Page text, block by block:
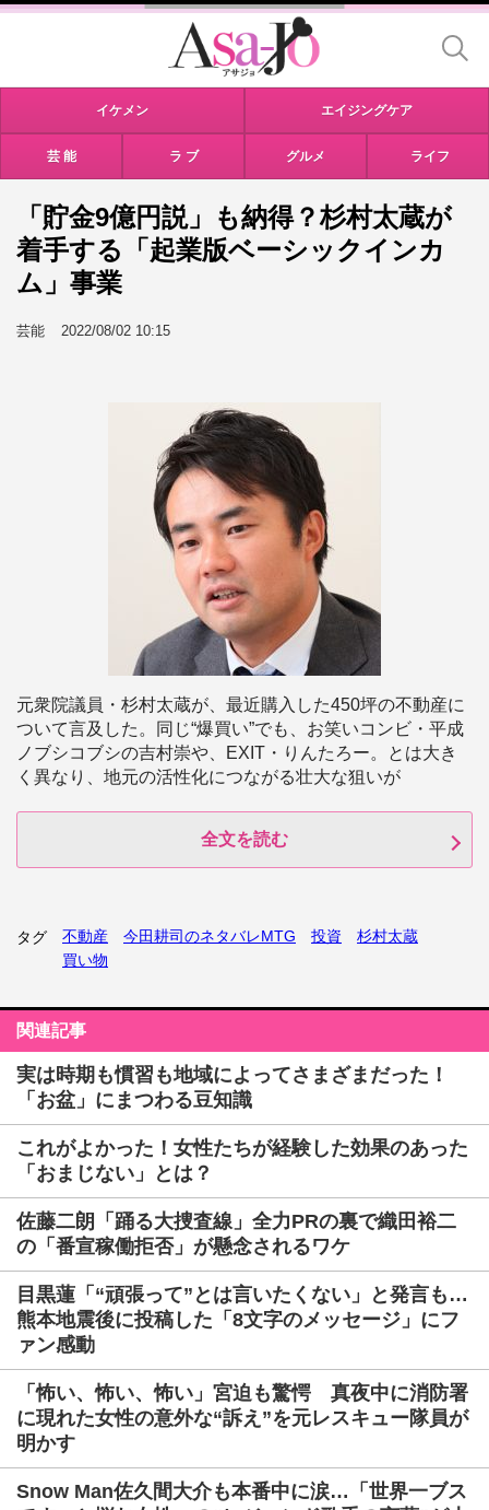
イケメン エイジングケア
芸 能 ラ ブ グルメ ライフ
「貯金9億円説」も納得？杉村太蔵が
着手する「起業版ベーシックインカ
ム」事業
芸能 2022/08/02 10:15
元衆院議員・杉村太蔵が、最近購入した450坪の不動産に
ついて言及した。同じ“爆買い”でも、お笑いコンビ・平成
ノブシコブシの吉村崇や、EXIT・りんたろー。とは大き
く異なり、地元の活性化につながる壮大な狙いが
全文を読む
タグ 不動産 今田耕司のネタバレMTG 投資
杉村太蔵
買い物
関連記事
実は時期も慣習も地域によってさまざまだった！
「お盆」にまつわる豆知識
これがよかった！女性たちが経験した効果のあった
「おまじない」とは？
佐藤二朗「踊る大捜査線」全力PRの裏で織田裕二
の「番宣稼働拒否」が懸念されるワケ
目黒蓮「“頑張って”とは言いたくない」と発言も…
熊本地震後に投稿した「8文字のメッセージ」にフ
ァン感動
「怖い、怖い、怖い」宮迫も驚愕 真夜中に消防署
に現れた女性の意外な“訴え”を元レスキュー隊員が
明かす
Snow Man佐久間大介も本番中に涙…「世界一ブス